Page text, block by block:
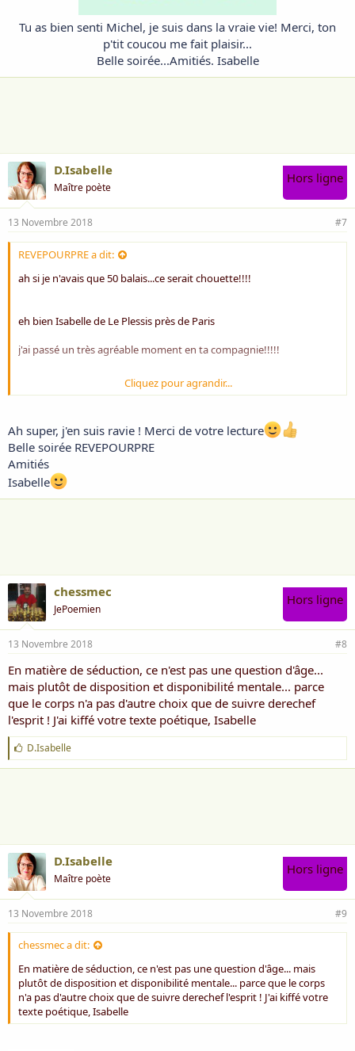
Tu as bien senti Michel, je suis dans la vraie vie! Merci, ton
p'tit coucou me fait plaisir...
Belle soirée...Amitiés. Isabelle
D.Isabelle
Maître poète
Hors ligne
13 Novembre 2018 #7
REVEPOURPRE a dit:
ah si je n'avais que 50 balais...ce serait chouette!!!!
eh bien Isabelle de Le Plessis près de Paris
j'ai passé un très agréable moment en ta compagnie!!!!!
j'ai surtout bien ri!!!!
amiités
RP
Cliquez pour agrandir...
Ah super, j'en suis ravie ! Merci de votre lecture
Belle soirée REVEPOURPRE
Amitiés
Isabelle
chessmec
JePoemien
Hors ligne
13 Novembre 2018 #8
En matière de séduction, ce n'est pas une question d'âge...
mais plutôt de disposition et disponibilité mentale... parce
que le corps n'a pas d'autre choix que de suivre derechef
l'esprit ! J'ai kiffé votre texte poétique, Isabelle
J
'
a
D.Isabelle
D.Isabelle
Maître poète
Hors ligne
13 Novembre 2018 #9
chessmec a dit:
En matière de séduction, ce n'est pas une question d'âge... mais
plutôt de disposition et disponibilité mentale... parce que le corps
n'a pas d'autre choix que de suivre derechef l'esprit ! J'ai kiffé votre
texte poétique, Isabelle